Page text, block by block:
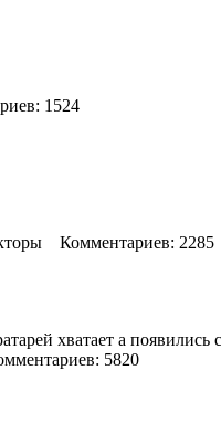
1524
Комментариев: 2285
хватает а появились
5820